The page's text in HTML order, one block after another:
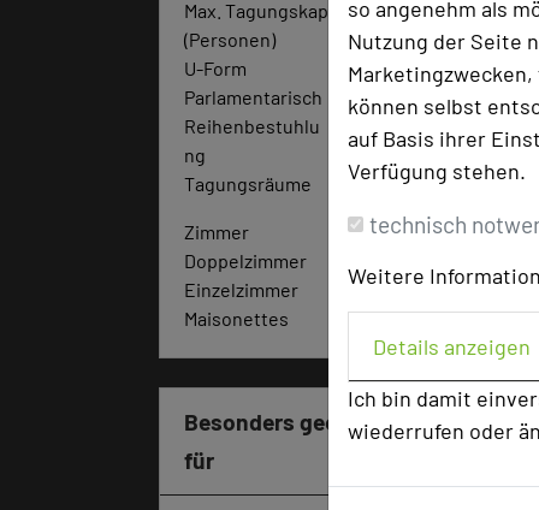
so angenehm als
Nutzung der Seite
können selbst
auf Basis ihrer
Verfügung stehen.
technisch
Weitere
Details anzeigen
Ich bin damit
wiederrufen oder
Max. Tagungskapazität
(Personen)
U-Form
24
Parlamentarisch
Reihenbestuhlu
ng
Tagungsräume 5
Zimmer
47
Doppelzimmer
Einzelzimmer
19
Maisonettes
8
Besonders geeignet
für